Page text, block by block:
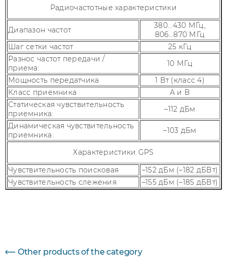
Радиочастотные характеристики
Диапазон частот
380...430 МГц,
806...870 МГц
Шаг сетки частот
25 кГц
Разнос частот передачи /
приема:
10 МГц
Мощность передатчика
1 Вт (класс 4)
Класс приемника
А и В
Статическая чувствительность
приемника:
–112 дБм
Динамическая чувствительность
приемника:
–103 дБм
Характеристики GPS
Чувствительность поисковая
–152 дБм (–182 дБВт)
Чувствительность слежения
–155 дБм (–185 дБВт)
Other products of the category